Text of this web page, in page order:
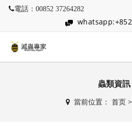
電話：00852 37264282
蟲類資訊
當前位置： 首页>